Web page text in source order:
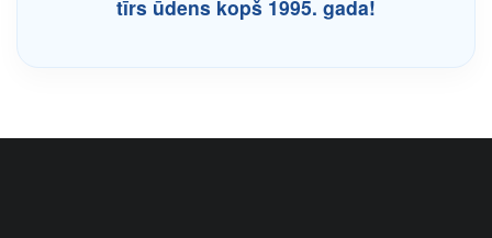
tīrs ūdens kopš 1995. gada!